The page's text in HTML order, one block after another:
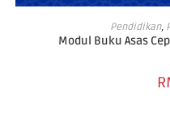
ADD
Pendidikan,
Modul Buku Asas